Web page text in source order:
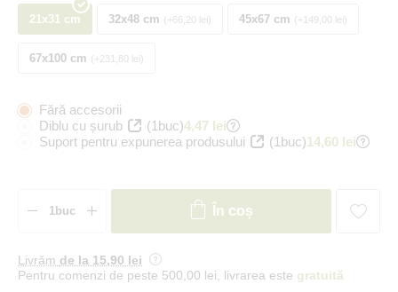
21x31 cm 32x48 cm +66,20 lei 45x67 cm +149,00 lei
67x100 cm +231,80 lei
Fără accesorii
Diblu cu șurub
(1buc)4,47 lei
Suport pentru expunerea produsului
(1buc)14,60 lei
În coș
Livrăm de la 15,90 lei
Pentru comenzi de peste 500,00 lei, livrarea este gratuită